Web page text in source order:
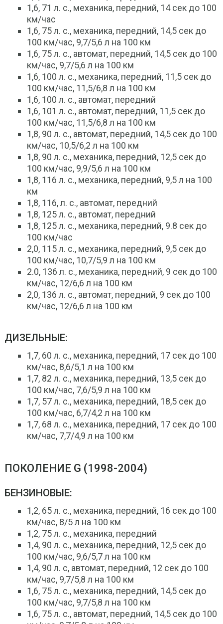
1,6, 71 л. с., механика, передний, 14 сек до 100
км/час
1,6, 75 л. с., механика, передний, 14,5 сек до
100 км/час, 9,7/5,6 л на 100 км
1,6, 75 л. с., автомат, передний, 14,5 сек до 100
км/час, 9,7/5,6 л на 100 км
1,6, 100 л. с., механика, передний, 11,5 сек до
100 км/час, 11,5/6,8 л на 100 км
1,6, 100 л. с., автомат, передний
1,6, 101 л. с., автомат, передний, 11,5 сек до
100 км/час, 11,5/6,8 л на 100 км
1,8, 90 л. с., автомат, передний, 14,5 сек до 100
км/час, 10,5/6,2 л на 100 км
1,8, 90 л. с., механика, передний, 12,5 сек до
100 км/час, 9,9/5,6 л на 100 км
1,8, 116 л. с., механика, передний, 9,5 л на 100
км
1,8, 116, л. с., автомат, передний
1,8, 125 л. с., автомат, передний
1,8, 125 л. с., механика, передний, 9.8 сек до
100 км/час
2,0, 115 л. с., механика, передний, 9,5 сек до
100 км/час, 10,7/5,9 л на 100 км
2.0, 136 л. с., механика, передний, 9 сек до 100
км/час, 12/6,6 л на 100 км
2,0, 136 л. с., автомат, передний, 9 сек до 100
км/час, 12/6,6 л на 100 км
ДИЗЕЛЬНЫЕ:
1,7, 60 л. с., механика, передний, 17 сек до 100
км/час, 8,6/5,1 л на 100 км
1,7, 82 л. с., механика, передний, 13,5 сек до
100 км/час, 7,6/5,9 л на 100 км
1,7, 57 л. с., механика, передний, 18,5 сек до
100 км/час, 6,7/4,2 л на 100 км
1,7, 68 л. с., механика, передний, 17 сек до 100
км/час, 7,7/4,9 л на 100 км
ПОКОЛЕНИЕ G (1998-2004)
БЕНЗИНОВЫЕ:
1,2, 65 л. с., механика, передний, 16 сек до 100
км/час, 8/5 л на 100 км
1,2, 75 л. с., механика, передний
1,4, 90 л. с., механика, передний, 12,5 сек до
100 км/час, 9,6/5,7 л на 100 км
1,4, 90 л. с, автомат, передний, 12 сек до 100
км/час, 9,7/5,8 л на 100 км
1,6, 75 л. с., механика, передний, 14,5 сек до
100 км/час, 9,7/5,8 л на 100 км
1,6, 75 л. с., автомат, передний, 14,5 сек до 100